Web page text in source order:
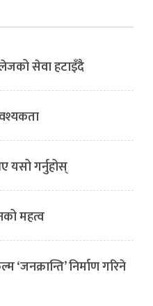
सेवा हटाइँदै
यसो गर्नुहोस्
महत्व
निर्माण गरिने